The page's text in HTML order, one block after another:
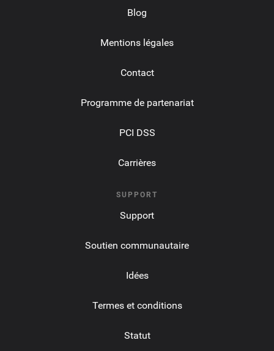
Blog
Mentions légales
Contact
Programme de partenariat
PCI DSS
Carrières
SUPPORT
Support
Soutien communautaire
Idées
Termes et conditions
Statut